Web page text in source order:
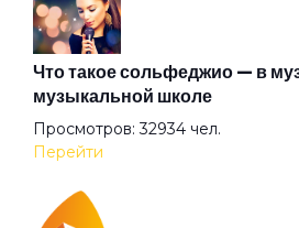
Время
Встретились на счастье
Выживший
Что такое сольфеджио — в
музыкальной школе
Просмотров: 32934 чел.
Перейти